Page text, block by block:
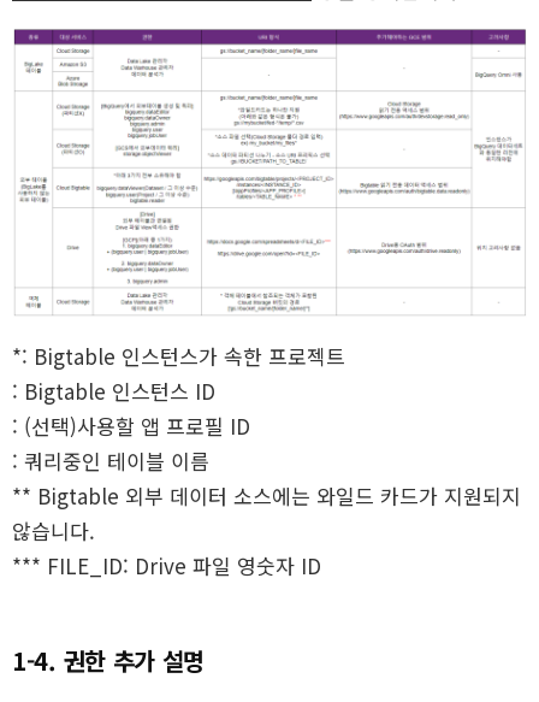
*: Bigtable 인스턴스가 속한 프로젝트
: Bigtable 인스턴스 ID
: (선택)사용할 앱 프로필 ID
: 쿼리중인 테이블 이름
** Bigtable 외부 데이터 소스에는 와일드 카드가 지원되지
않습니다.
*** FILE_ID: Drive 파일 영숫자 ID
1-4. 권한 추가 설명